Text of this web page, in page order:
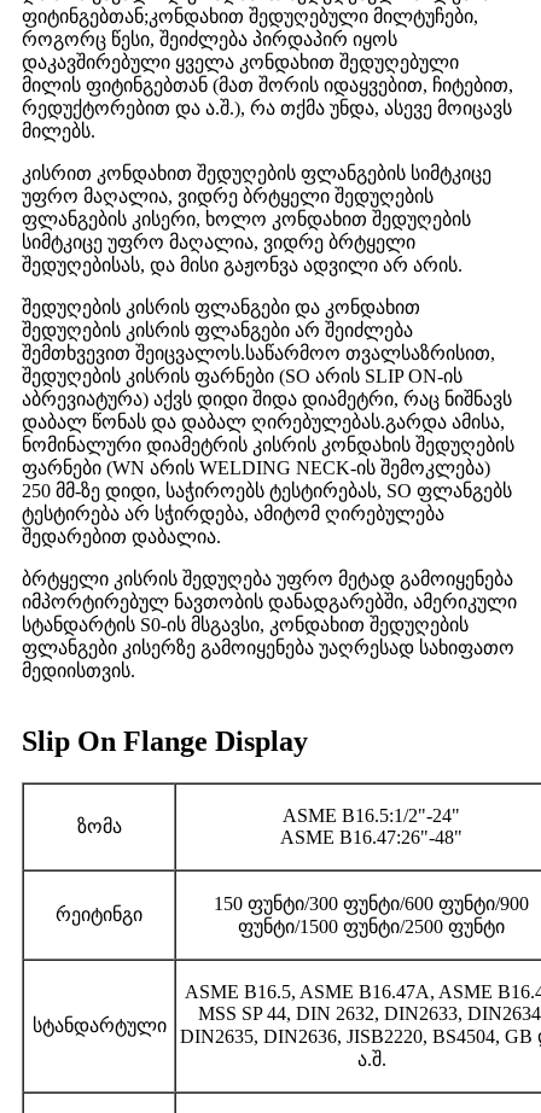
ფიტინგებთან;კონდახით შედუღებული მილტუჩები,
როგორც წესი, შეიძლება პირდაპირ იყოს
დაკავშირებული ყველა კონდახით შედუღებული
მილის ფიტინგებთან (მათ შორის იდაყვებით, ჩიტებით,
რედუქტორებით და ა.შ.), რა თქმა უნდა, ასევე მოიცავს
მილებს.
კისრით კონდახით შედუღების ფლანგების სიმტკიცე
უფრო მაღალია, ვიდრე ბრტყელი შედუღების
ფლანგების კისერი, ხოლო კონდახით შედუღების
სიმტკიცე უფრო მაღალია, ვიდრე ბრტყელი
შედუღებისას, და მისი გაჟონვა ადვილი არ არის.
შედუღების კისრის ფლანგები და კონდახით
შედუღების კისრის ფლანგები არ შეიძლება
შემთხვევით შეიცვალოს.საწარმოო თვალსაზრისით,
შედუღების კისრის ფარნები (SO არის SLIP ON-ის
აბრევიატურა) აქვს დიდი შიდა დიამეტრი, რაც ნიშნავს
დაბალ წონას და დაბალ ღირებულებას.გარდა ამისა,
ნომინალური დიამეტრის კისრის კონდახის შედუღების
ფარნები (WN არის WELDING NECK-ის შემოკლება)
250 მმ-ზე დიდი, საჭიროებს ტესტირებას, SO ფლანგებს
ტესტირება არ სჭირდება, ამიტომ ღირებულება
შედარებით დაბალია.
ბრტყელი კისრის შედუღება უფრო მეტად გამოიყენება
იმპორტირებულ ნავთობის დანადგარებში, ამერიკული
სტანდარტის S0-ის მსგავსი, კონდახით შედუღების
ფლანგები კისერზე გამოიყენება უაღრესად სახიფათო
მედიისთვის.
Slip On Flange Display
ზომა
ASME B16.5:1/2"-24"
ASME B16.47:26"-48"
რეიტინგი
150 ფუნტი/300 ფუნტი/600 ფუნტი/900
ფუნტი/1500 ფუნტი/2500 ფუნტი
სტანდარტული
ASME B16.5, ASME B16.47A, ASME
MSS SP 44, DIN 2632, DIN2633,
DIN2635, DIN2636, JISB2220, BS4504, GB
ა.შ.